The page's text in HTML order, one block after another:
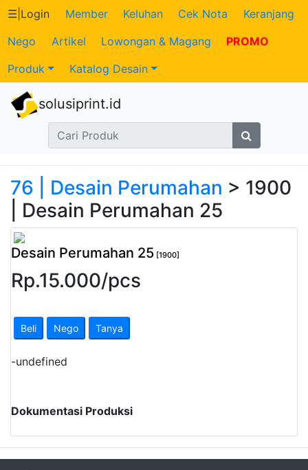
Katalog
Produk
Petugas
Transaksi
Tagihan
Berjalan
Pembayaran
Pendapatan
Fee
Password
Logout
☰ Login Member Keluhan Cek Nota
Keranjang
Nego
Artikel Lowongan & Magang
PROMO
Produk
Katalog Desain
solusiprint.id
76 | Desain Perumahan > 1900
| Desain Perumahan 25
Desain Perumahan 25 [1900]
Rp.15.000/pcs
Beli Nego Tanya
-undefined
Dokumentasi Produksi